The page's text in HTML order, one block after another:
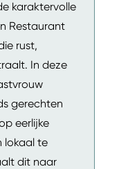
karaktervolle
Restaurant
rust,
In deze
gerechten
eerlijke
lokaal te
dit naar